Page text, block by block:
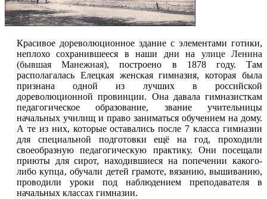
Красивое дореволюционное здание с элементами готики,
неплохо сохранившееся в наши дни на улице Ленина
(бывшая Манежная), построено в 1878 году. Там
располагалась Елецкая женская гимназия, которая была
признана одной из лучших в российской
дореволюционной провинции. Она давала гимназисткам
педагогическое образование, звание учительницы
начальных училищ и право заниматься обучением на дому.
А те из них, которые оставались после 7 класса гимназии
для специальной подготовки ещё на год, проходили
своеобразную педагогическую практику. Они посещали
приюты для сирот, находившиеся на попечении какого-
либо купца‚ обучали детей грамоте, вязанию, вышиванию,
проводили уроки под наблюдением преподавателя в
начальных классах гимназии.